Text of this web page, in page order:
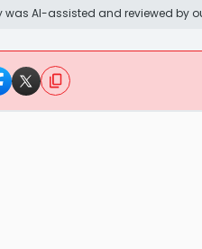
AI-assisted and reviewed by